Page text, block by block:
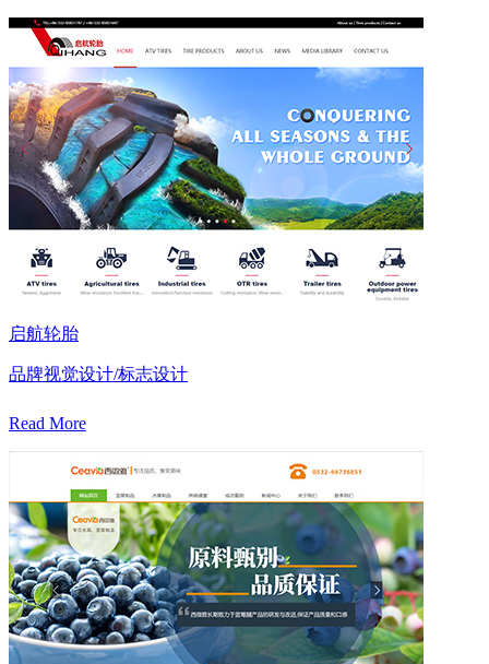
启航轮胎
品牌视觉设计/标志设计
Read More